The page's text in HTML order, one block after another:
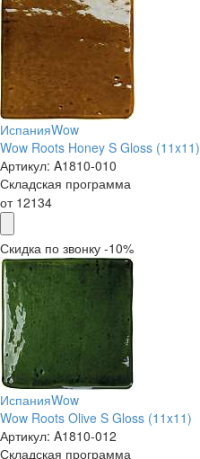
ИспанияWow
Wow Roots Honey S Gloss (11x11)
Артикул: A1810-010
Складская программа
от 12134
Скидка по звонку -10%
ИспанияWow
Wow Roots Olive S Gloss (11x11)
Артикул: A1810-012
Складская программа